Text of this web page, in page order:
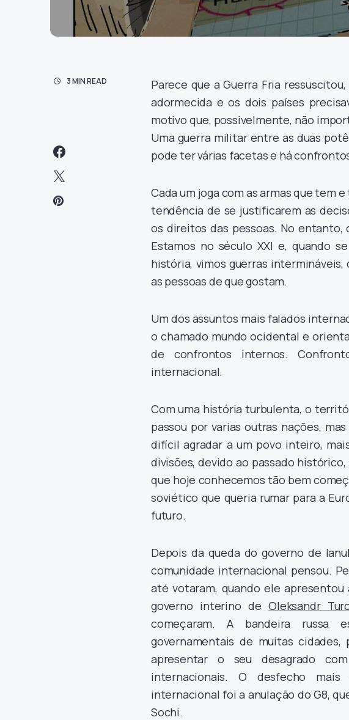
3 MIN READ
Parece que a Guerra Fria
adormecida e os dois países
motivo que, possivelmente, não
Uma guerra militar entre as duas
pode ter várias facetas e há
Cada um joga com as armas que tem
tendência de se justificarem as
os direitos das pessoas. No
Estamos no século XXI e, quando
história, vimos guerras
as pessoas de que gostam.
Um dos assuntos mais falados
o chamado mundo ocidental e
de confrontos internos.
internacional.
Com uma história turbulenta, o
passou por varias outras nações,
difícil agradar a um povo inteiro,
divisões, devido ao passado
que hoje conhecemos tão bem
soviético que queria rumar para a
futuro.
Depois da queda do governo de
comunidade internacional pensou.
até votaram, quando ele
governo interino deOleksandr
começaram. A bandeira russa
governamentais de muitas
apresentar o seu desagrado
internacionais. O desfecho
internacional foi a anulação do G8,
Sochi.